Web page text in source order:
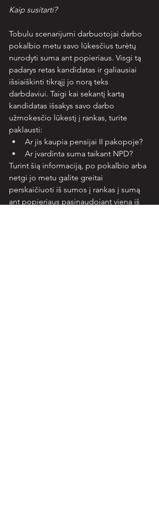
Kaip susitarti?
Tobulu scenarijumi darbuotojai darbo
pokalbio metu savo lūkesčius turėtų
nurodyti suma ant popieriaus. Visgi tą
padarys retas kandidatas ir galiausiai
išsiaiškinti tikrąjį jo norą teks
darbdaviui. Taigi kai sekantį kartą
kandidatas išsakys savo darbo
užmokesčio lūkestį į rankas, turite
paklausti:
Ar jis kaupia pensijai II pakopoje?
Ar įvardinta suma taikant NPD?
Turint šią informaciją, po pokalbio arba
netgi jo metu galite greitai
perskaičiuoti iš sumos į rankas į sumą
ant popieriaus pasinaudojant viena iš